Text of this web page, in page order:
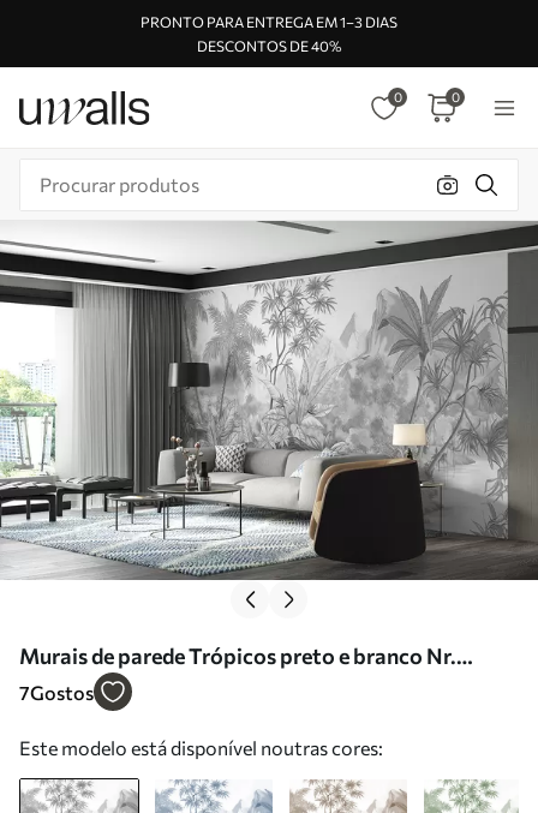
PRONTO PARA ENTREGA EM 1–3 DIAS
DESCONTOS DE 40%
0 0
Murais de parede Trópicos preto e branco Nr.
u59039
7Gostos
Este modelo está disponível noutras cores: